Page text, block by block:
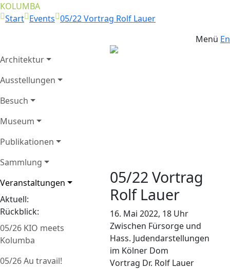
KOLUMBA
Start Events 05/22 Vortrag Rolf Lauer
Menü En
Architektur
Ausstellungen
Besuch
Museum
Publikationen
Sammlung
Veranstaltungen
Aktuell:
Rückblick:
05/26 KIO meets
Kolumba
05/26 Au travail!
05/22 Vortrag
Rolf Lauer
16. Mai 2022, 18 Uhr
Zwischen Fürsorge und
Hass. Judendarstellungen
im Kölner Dom
Vortrag Dr. Rolf Lauer